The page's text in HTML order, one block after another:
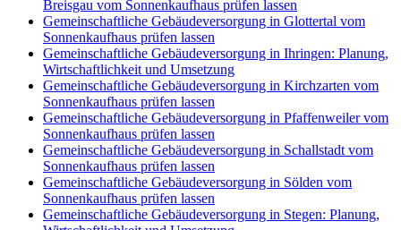
Breisgau vom Sonnenkaufhaus prüfen lassen
Gemeinschaftliche Gebäudeversorgung in Glottertal vom
Sonnenkaufhaus prüfen lassen
Gemeinschaftliche Gebäudeversorgung in Ihringen: Planung,
Wirtschaftlichkeit und Umsetzung
Gemeinschaftliche Gebäudeversorgung in Kirchzarten vom
Sonnenkaufhaus prüfen lassen
Gemeinschaftliche Gebäudeversorgung in Pfaffenweiler vom
Sonnenkaufhaus prüfen lassen
Gemeinschaftliche Gebäudeversorgung in Schallstadt vom
Sonnenkaufhaus prüfen lassen
Gemeinschaftliche Gebäudeversorgung in Sölden vom
Sonnenkaufhaus prüfen lassen
Gemeinschaftliche Gebäudeversorgung in Stegen: Planung,